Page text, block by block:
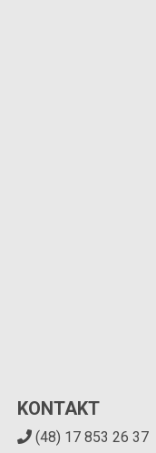
KONTAKT
(48) 17 853 26 37